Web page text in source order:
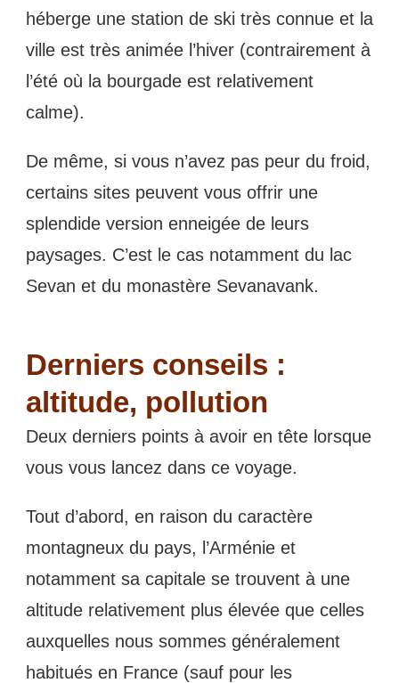
héberge une station de ski très connue et la
ville est très animée l’hiver (contrairement à
l’été où la bourgade est relativement
calme).
De même, si vous n’avez pas peur du froid,
certains sites peuvent vous offrir une
splendide version enneigée de leurs
paysages. C’est le cas notamment du lac
Sevan et du monastère Sevanavank.
Derniers conseils :
altitude, pollution
Deux derniers points à avoir en tête lorsque
vous vous lancez dans ce voyage.
Tout d’abord, en raison du caractère
montagneux du pays, l’Arménie et
notamment sa capitale se trouvent à une
altitude relativement plus élevée que celles
auxquelles nous sommes généralement
habitués en France (sauf pour les